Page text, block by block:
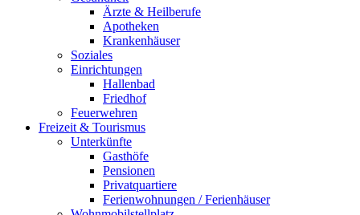
Ärzte & Heilberufe
Apotheken
Krankenhäuser
Soziales
Einrichtungen
Hallenbad
Friedhof
Feuerwehren
Freizeit & Tourismus
Unterkünfte
Gasthöfe
Pensionen
Privatquartiere
Ferienwohnungen / Ferienhäuser